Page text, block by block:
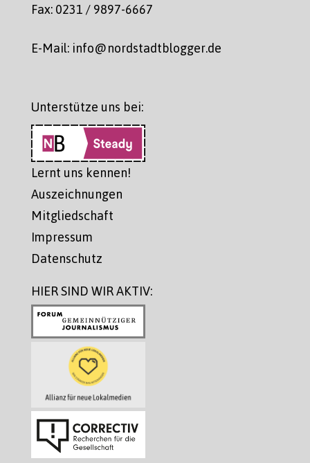
Fax: 0231 / 9897-6667
E-Mail: info@nordstadtblogger.de
Unterstütze uns bei:
Lernt uns kennen!
Auszeichnungen
Mitgliedschaft
Impressum
Datenschutz
HIER SIND WIR AKTIV: